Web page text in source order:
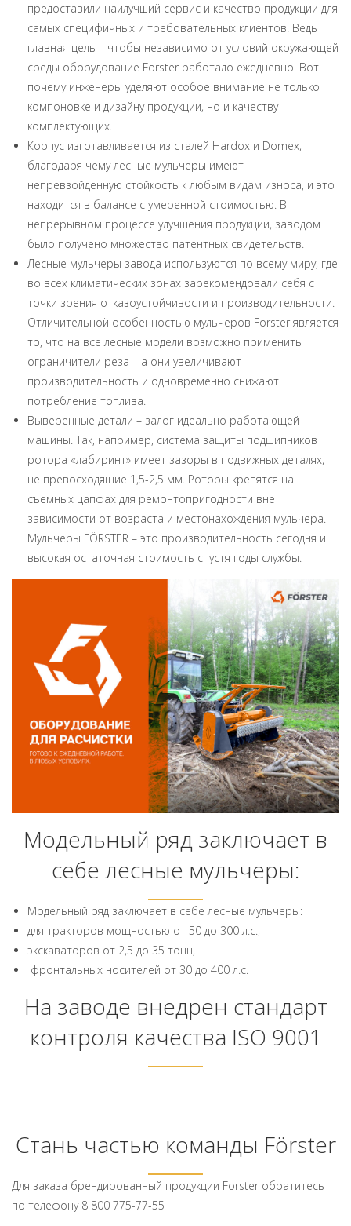
предоставили наилучший сервис и качество продукции для
самых специфичных и требовательных клиентов. Ведь
главная цель – чтобы независимо от условий окружающей
среды оборудование Forster работало ежедневно. Вот
почему инженеры уделяют особое внимание не только
компоновке и дизайну продукции, но и качеству
комплектующих.
Корпус изготавливается из сталей Hardox и Domex,
благодаря чему лесные мульчеры имеют
непревзойденную стойкость к любым видам износа, и это
находится в балансе с умеренной стоимостью. В
непрерывном процессе улучшения продукции, заводом
было получено множество патентных свидетельств.
Лесные мульчеры завода используются по всему миру, где
во всех климатических зонах зарекомендовали себя с
точки зрения отказоустойчивости и производительности.
Отличительной особенностью мульчеров Forster является
то, что на все лесные модели возможно применить
ограничители реза – а они увеличивают
производительность и одновременно снижают
потребление топлива.
Выверенные детали – залог идеально работающей
машины. Так, например, система защиты подшипников
ротора «лабиринт» имеет зазоры в подвижных деталях,
не превосходящие 1,5-2,5 мм. Роторы крепятся на
съемных цапфах для ремонтопригодности вне
зависимости от возраста и местонахождения мульчера.
Мульчеры FÖRSTER – это производительность сегодня и
высокая остаточная стоимость спустя годы службы.
Модельный ряд заключает в
себе лесные мульчеры:
Модельный ряд заключает в себе лесные мульчеры:
для тракторов мощностью от 50 до 300 л.с.,
экскаваторов от 2,5 до 35 тонн,
фронтальных носителей от 30 до 400 л.с.
На заводе внедрен стандарт
контроля качества ISO 9001
Стань частью команды Förster
Для заказа брендированный продукции Forster обратитесь
по телефону 8 800 775-77-55